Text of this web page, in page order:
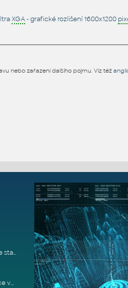
XGA- grafické rozlišení 1600x1200
nebo zařazení dalšího pojmu. Viz též
Bluebeam v propojeném pracovním postupu ve stavebnictví: Proč je int
Tři překážky rozšiřování využití umělé inteligence ve stavebním prům